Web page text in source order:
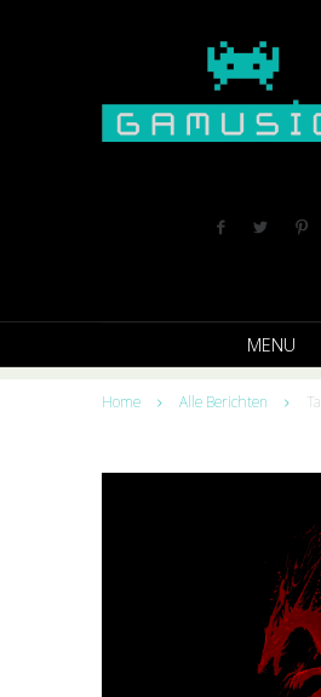
MENU
Home Alle Berichten